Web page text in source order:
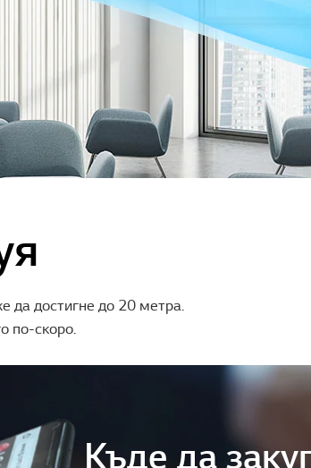
да достигне до 20 метра.
по-скоро.
Къде да